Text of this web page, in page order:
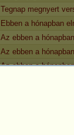
Tegnap megnyert
Ebben a hónapban
Az ebben a
Az ebben a
Az ebben a